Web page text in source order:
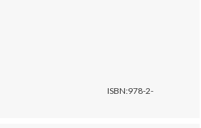
ISBN:978-2-